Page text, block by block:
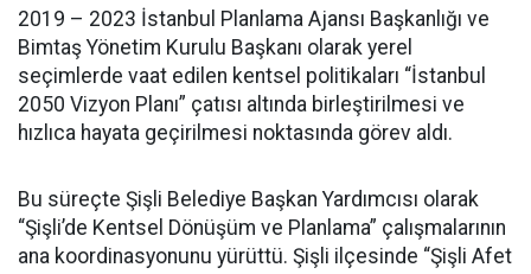
2019 – 2023 İstanbul Planlama Ajansı Başkanlığı ve
Bimtaş Yönetim Kurulu Başkanı olarak yerel
seçimlerde vaat edilen kentsel politikaları “İstanbul
2050 Vizyon Planı” çatısı altında birleştirilmesi ve
hızlıca hayata geçirilmesi noktasında görev aldı.
Bu süreçte Şişli Belediye Başkan Yardımcısı olarak
“Şişli’de Kentsel Dönüşüm ve Planlama” çalışmalarının
ana koordinasyonunu yürüttü. Şişli ilçesinde “Şişli Afet